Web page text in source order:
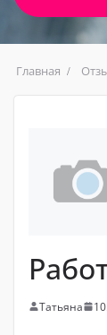
Главная
Татьяна